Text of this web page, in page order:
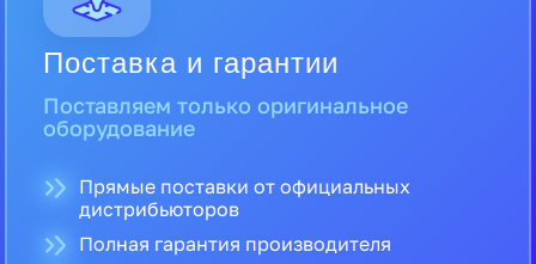
Поставка и гарантии
Поставляем только оригинальное
оборудование
Прямые поставки от официальных
дистрибьюторов
Полная гарантия производителя